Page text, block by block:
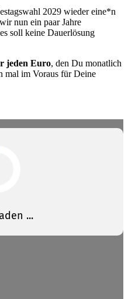
2029 wieder eine*n
nun ein paar Jahre
soll keine Dauerlösung
jeden Euro, den Du monatlich
mal im Voraus für Deine